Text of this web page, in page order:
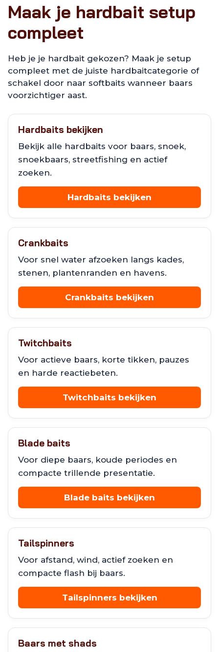
Maak je hardbait setup
compleet
Heb je je hardbait gekozen? Maak je setup
compleet met de juiste hardbaitcategorie of
schakel door naar softbaits wanneer baars
voorzichtiger aast.
Hardbaits bekijken
Bekijk alle hardbaits voor baars, snoek,
snoekbaars, streetfishing en actief
zoeken.
Hardbaits bekijken
Crankbaits
Voor snel water afzoeken langs kades,
stenen, plantenranden en havens.
Crankbaits bekijken
Twitchbaits
Voor actieve baars, korte tikken, pauzes
en harde reactiebeten.
Twitchbaits bekijken
Blade baits
Voor diepe baars, koude periodes en
compacte trillende presentatie.
Blade baits bekijken
Tailspinners
Voor afstand, wind, actief zoeken en
compacte flash bij baars.
Tailspinners bekijken
Baars met shads